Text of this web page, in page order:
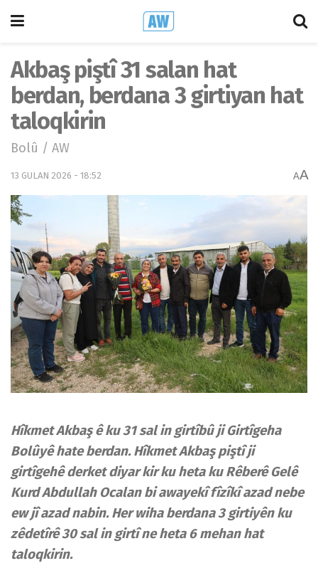
Akbaş piştî 31 salan hat
berdan, berdana 3 girtiyan hat
taloqkirin
Bolû / AW
13 GULAN 2026 - 18:52 AA
Hîkmet Akbaş ê ku 31 sal in girtîbû ji Girtîgeha
Bolûyê hate berdan. Hîkmet Akbaş piştî ji
girtîgehê derket diyar kir ku heta ku Rêberê Gelê
Kurd Abdullah Ocalan bi awayekî fîzîkî azad nebe
ew jî azad nabin. Her wiha berdana 3 girtiyên ku
zêdetîrê 30 sal in girtî ne heta 6 mehan hat
taloqkirin.